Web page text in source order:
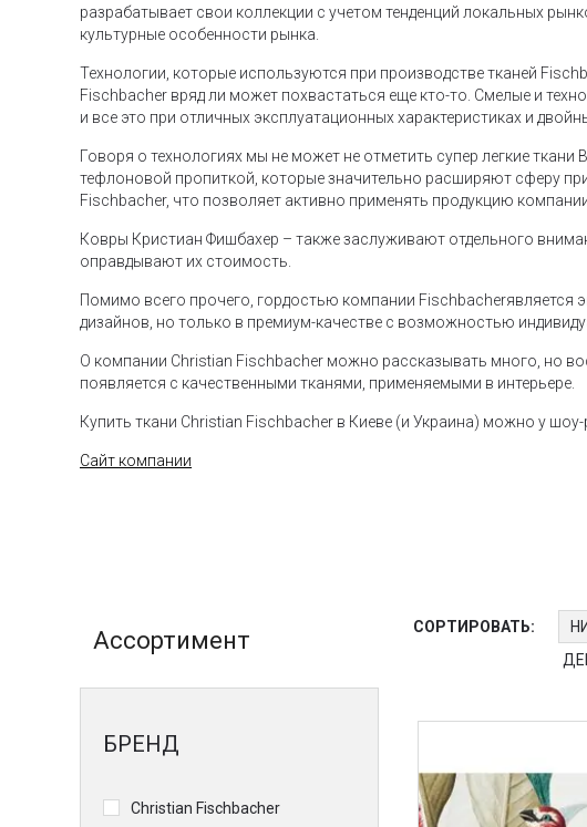
разрабатывает свои коллекции с учетом тенденций локальных
культурные особенности рынка.
Технологии, которые используются при производстве тканей
Fischbacher вряд ли может похвастаться еще кто-то. Смелые и
и все это при отличных эксплуатационных характеристиках и
Говоря о технологиях мы не может не отметить супер легкие
тефлоновой пропиткой, которые значительно расширяют сферу
Fischbacher, что позволяет активно применять продукцию
Ковры Кристиан Фишбахер – также заслуживают отдельного
оправдывают их стоимость.
Помимо всего прочего, гордостью компании Fischbacherявляется
дизайнов, но только в премиум-качестве с возможностью
О компании Christian Fischbacher можно рассказывать много, но
появляется с качественными тканями, применяемыми в интерьере.
Купить ткани Christian Fischbacher в Киеве (и Украина) можно у шоу-
Сайт компании
СОРТИРОВАТЬ:
Ассортимент
БРЕНД
Christian Fischbacher